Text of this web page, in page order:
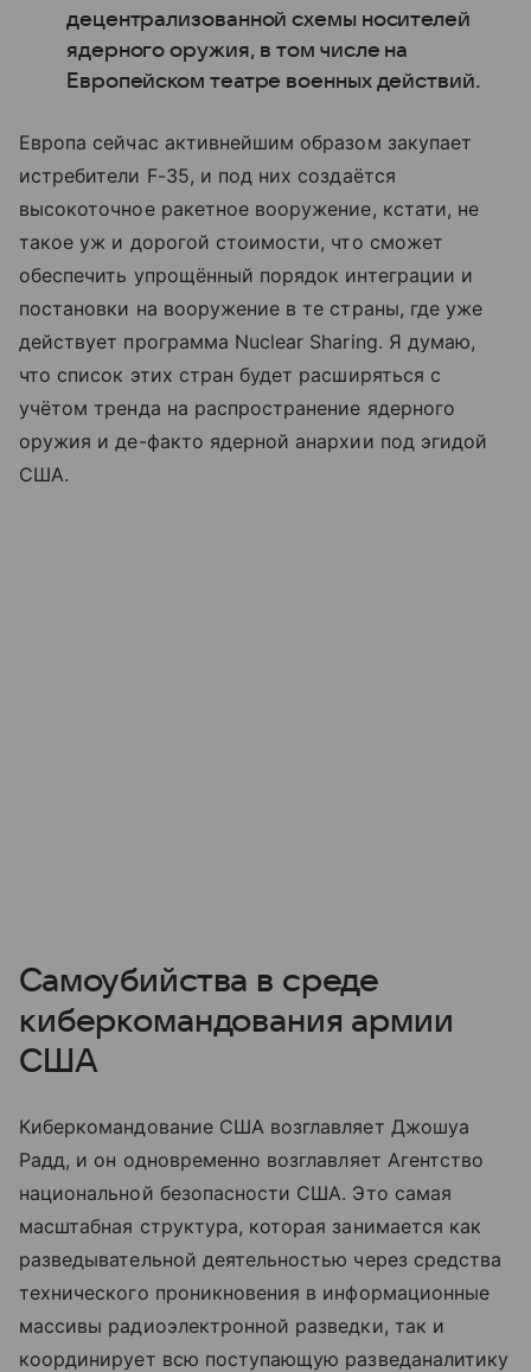
децентрализованной схемы носителей
ядерного оружия, в том числе на
Европейском театре военных действий.
Европа сейчас активнейшим образом закупает
истребители F-35, и под них создаётся
высокоточное ракетное вооружение, кстати, не
такое уж и дорогой стоимости, что сможет
обеспечить упрощённый порядок интеграции и
постановки на вооружение в те страны, где уже
действует программа Nuclear Sharing. Я думаю,
что список этих стран будет расширяться с
учётом тренда на распространение ядерного
оружия и де-факто ядерной анархии под эгидой
США.
Самоубийства в среде
киберкомандования армии
США
Киберкомандование США возглавляет Джошуа
Радд, и он одновременно возглавляет Агентство
национальной безопасности США. Это самая
масштабная структура, которая занимается как
разведывательной деятельностью через средства
технического проникновения в информационные
массивы радиоэлектронной разведки, так и
координирует всю поступающую разведаналитику